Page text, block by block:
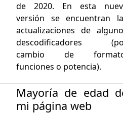
de 2020. En esta
versión se encuentran
actualizaciones de
descodificadores
cambio de
funciones o potencia).
Mayoría de edad
mi página web